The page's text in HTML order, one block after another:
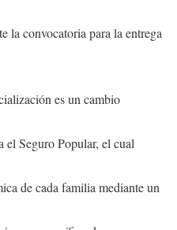
la convocatoria para la entrega
es un cambio
el Seguro Popular, el cual
de cada familia mediante un